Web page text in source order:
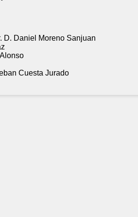
D. Daniel Moreno Sanjuan
Cuesta Jurado